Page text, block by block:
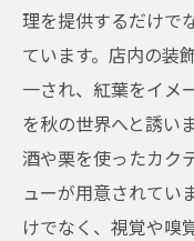
理を提供するだけで
ています。店内の装
一され、紅葉をイメ
を秋の世界へと誘い
酒や栗を使ったカク
ューが用意されてい
けでなく、視覚や嗅